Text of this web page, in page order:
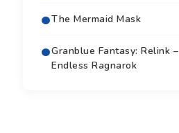
The Mermaid Mask
Granblue Fantasy: Relink –
Endless Ragnarok